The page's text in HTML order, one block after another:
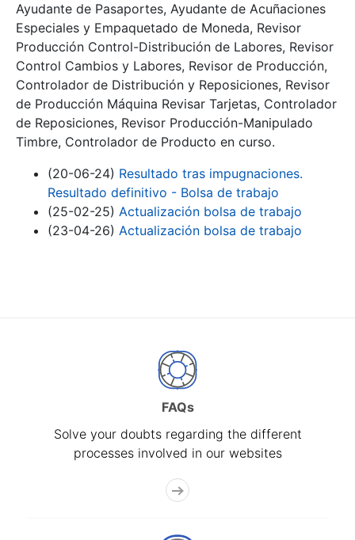
Ayudante de Pasaportes, Ayudante de Acuñaciones
Especiales y Empaquetado de Moneda, Revisor
Producción Control-Distribución de Labores, Revisor
Control Cambios y Labores, Revisor de Producción,
Controlador de Distribución y Reposiciones, Revisor
de Producción Máquina Revisar Tarjetas, Controlador
de Reposiciones, Revisor Producción-Manipulado
Timbre, Controlador de Producto en curso.
(20-06-24) Resultado tras impugnaciones.
Resultado definitivo - Bolsa de trabajo
(25-02-25) Actualización bolsa de trabajo
(23-04-26) Actualización bolsa de trabajo
FAQs
Solve your doubts regarding the different
processes involved in our websites